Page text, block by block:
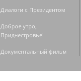
Диалоги с Президентом
Доброе утро,
Приднестровье!
Документальный фильм